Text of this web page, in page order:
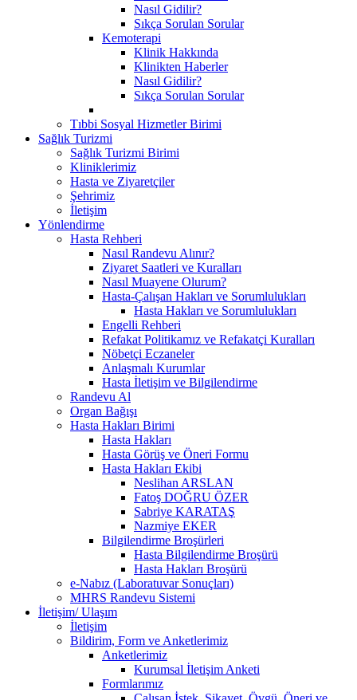
Nasıl Gidilir?
Sıkça Sorulan Sorular
Kemoterapi
Klinik Hakkında
Klinikten Haberler
Nasıl Gidilir?
Sıkça Sorulan Sorular
Tıbbi Sosyal Hizmetler Birimi
Sağlık Turizmi
Sağlık Turizmi Birimi
Kliniklerimiz
Hasta ve Ziyaretçiler
Şehrimiz
İletişim
Yönlendirme
Hasta Rehberi
Nasıl Randevu Alınır?
Ziyaret Saatleri ve Kuralları
Nasıl Muayene Olurum?
Hasta-Çalışan Hakları ve Sorumlulukları
Hasta Hakları ve Sorumlulukları
Engelli Rehberi
Refakat Politikamız ve Refakatçi Kuralları
Nöbetçi Eczaneler
Anlaşmalı Kurumlar
Hasta İletişim ve Bilgilendirme
Randevu Al
Organ Bağışı
Hasta Hakları Birimi
Hasta Hakları
Hasta Görüş ve Öneri Formu
Hasta Hakları Ekibi
Neslihan ARSLAN
Fatoş DOĞRU ÖZER
Sabriye KARATAŞ
Nazmiye EKER
Bilgilendirme Broşürleri
Hasta Bilgilendirme Broşürü
Hasta Hakları Broşürü
e-Nabız (Laboratuvar Sonuçları)
MHRS Randevu Sistemi
İletişim/ Ulaşım
İletişim
Bildirim, Form ve Anketlerimiz
Anketlerimiz
Kurumsal İletişim Anketi
Formlarımız